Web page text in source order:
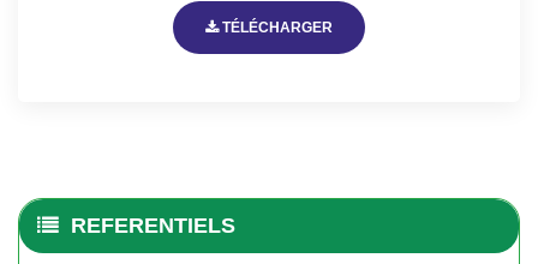
TÉLÉCHARGER
REFERENTIELS